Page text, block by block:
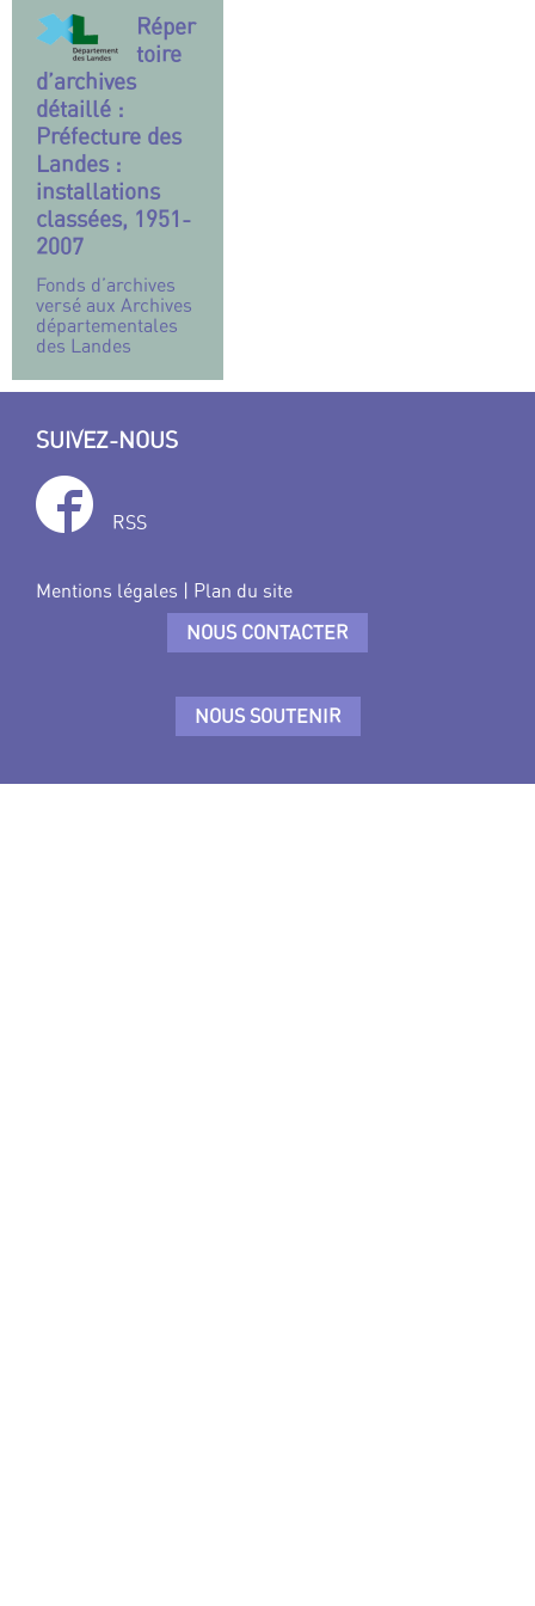
Réper
toire
d’archives
détaillé :
Préfecture des
Landes :
installations
classées, 1951-
2007
Fonds d’archives
versé aux Archives
départementales
des Landes
SUIVEZ-NOUS
RSS
Mentions légales | Plan du site
NOUS CONTACTER
NOUS SOUTENIR